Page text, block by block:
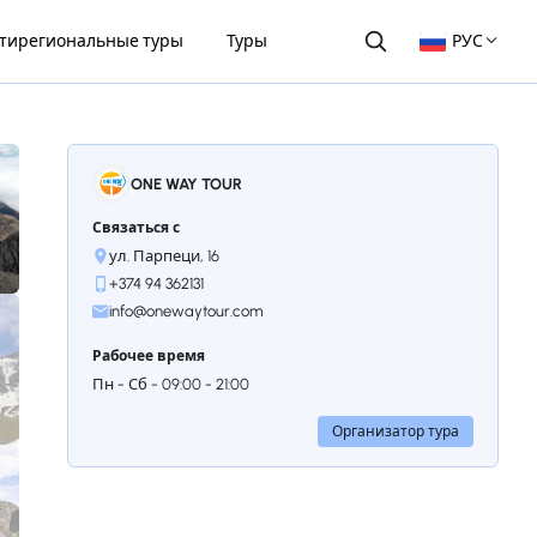
туры Туры РУС
ONE WAY TOUR
Связаться с
ул. Парпеци, 16
+374 94 362131
info@onewaytour.com
Рабочее время
Пн - Сб - 09:00 - 21:00
Организатор тура